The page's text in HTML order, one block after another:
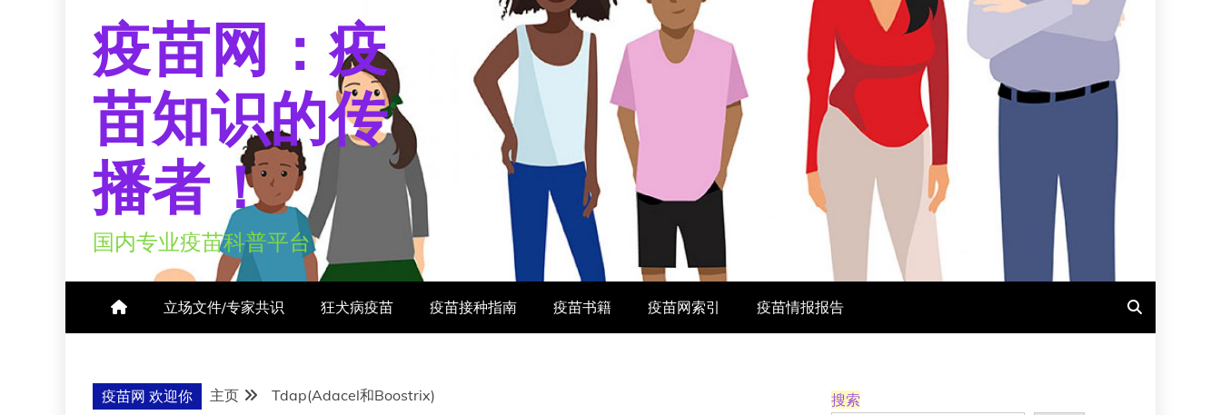
疫苗网：疫
苗知识的传
播者！
国内专业疫苗科普平台
立场文件/专家共识 狂犬病疫苗 疫苗接种指南 疫苗书籍 疫苗网索引 疫苗情报报告
疫苗网 欢迎你 主页 Tdap(Adacel和Boostrix) 搜索